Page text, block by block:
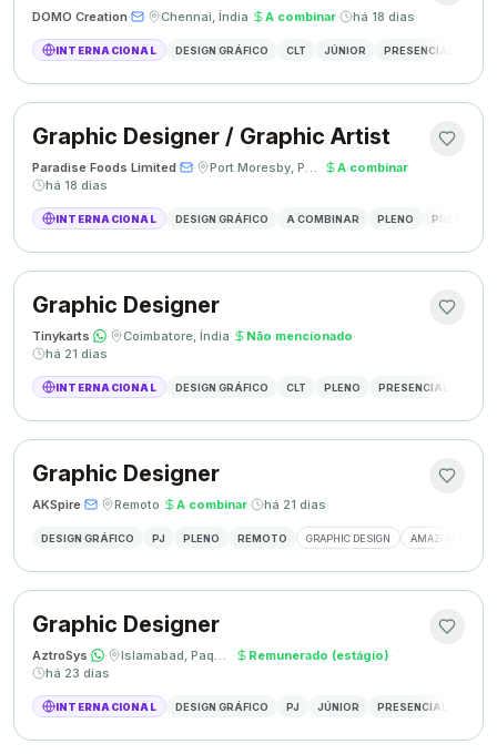
DOMO Creation· · Chennai, Índia· A combinar· há 18 dias
INTERNACIONAL DESIGN GRÁFICO CLT JÚNIOR PRESENCIAL
Graphic Designer / Graphic Artist
Paradise Foods Limited· · Port Moresby, Papua Nova Guiné · A combinar·
há 18 dias
INTERNACIONAL DESIGN GRÁFICO A COMBINAR PLENO
Graphic Designer
Tinykarts· · Coimbatore, Índia· Não mencionado·
há 21 dias
INTERNACIONAL DESIGN GRÁFICO CLT PLENO PRESENCIAL
Graphic Designer
AKSpire· · Remoto· A combinar· há 21 dias
DESIGN GRÁFICO PJ PLENO REMOTO GRAPHIC DESIGN AMAZON A+
Graphic Designer
AztroSys· · Islamabad, Paquistão · Remunerado (estágio)·
há 23 dias
INTERNACIONAL DESIGN GRÁFICO PJ JÚNIOR PRESENCIAL